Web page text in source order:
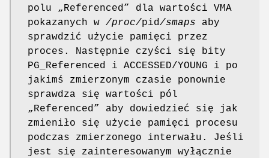
polu „Referenced” dla wartości VMA
pokazanych w /proc/pid/smaps aby
sprawdzić użycie pamięci przez
proces. Następnie czyści się bity
PG_Referenced i ACCESSED/YOUNG i po
jakimś zmierzonym czasie ponownie
sprawdza się wartości pól
„Referenced” aby dowiedzieć się jak
zmieniło się użycie pamięci procesu
podczas zmierzonego interwału. Jeśli
jest się zainteresowanym wyłącznie